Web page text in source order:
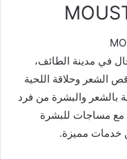
في مدينة الطائف،
الشعر وحلاقة اللحية
بالشعر والبشرة من فرد
مع مساجات للبشرة
خدمات مميزة.